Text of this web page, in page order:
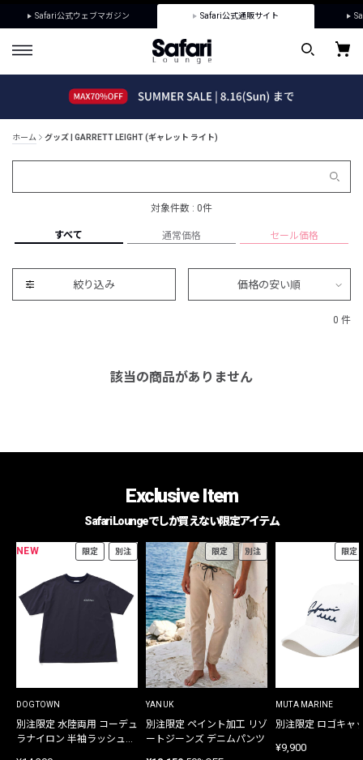
Safari公式ウェブマガジン Safari公式通販サイト
ホーム グッズ | GARRETT LEIGHT (ギャレット ライト)
対象件数 : 0件
すべて 通常価格 セール価格
絞り込み 価格の安い順
0 件
該当の商品がありません
Exclusive Item
Safari Loungeでしか買えない限定アイテム
NEW 限定 別注
DOGTOWN
別注限定 水陸両用 コーデュ
ラナイロン 半袖ラッシュガ
限定 別注
YANUK
別注限定 ペイント加工 リゾ
ートジーンズ デニムパンツ
限定
MUTA MARINE
別注限定 ロゴキャ
¥9,900